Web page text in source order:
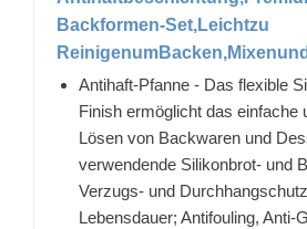
Backformen-Set,Leichtzu
Antihaft-Pfanne - Das flexible
Finish ermöglicht das einfache
Lösen von Backwaren und
verwendende Silikonbrot- und
Verzugs- und
Lebensdauer; Antifouling, Anti-